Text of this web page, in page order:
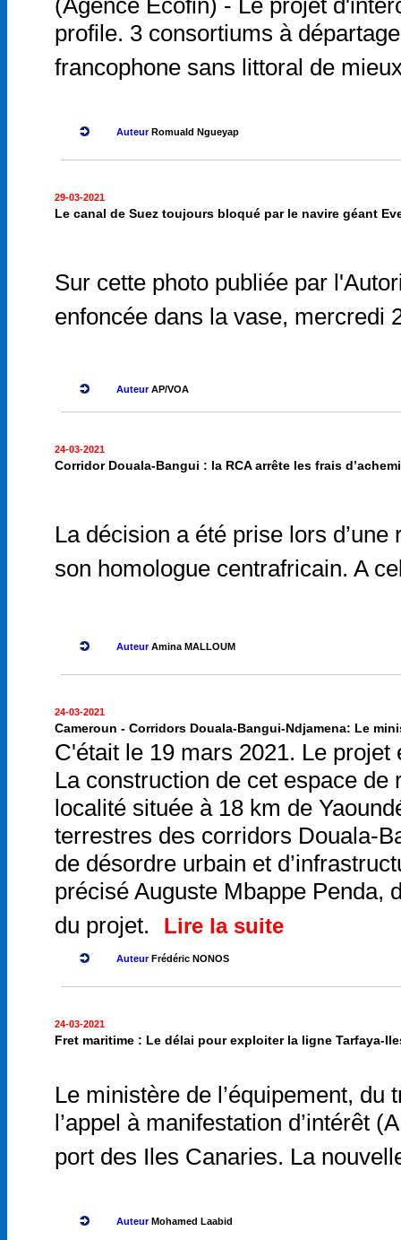
(Agence Ecofin) - Le projet
profile. 3 consortiums à
francophone sans littoral de
AuteurRomuald Ngueyap
29-03-2021
Le canal de Suez toujours bloqué par le navire géant
Sur cette photo publiée par
enfoncée dans la vase, mercredi
AuteurAP/VOA
24-03-2021
Corridor Douala-Bangui : la RCA arrête les frais
La décision a été prise lors
son homologue centrafricain. A
AuteurAmina MALLOUM
24-03-2021
Cameroun - Corridors Douala-Bangui-Ndjamena: Le
C'était le 19 mars 2021. Le
La construction de cet espace
localité située à 18 km de
terrestres des corridors Douala-
de désordre urbain et
précisé Auguste Mbappe Penda,
du projet.
Lire la suite
AuteurFrédéric NONOS
24-03-2021
Fret maritime : Le délai pour exploiter la ligne Tarfaya-
Le ministère de l’équipement,
l’appel à manifestation d’intérêt
port des Iles Canaries. La
AuteurMohamed Laabid